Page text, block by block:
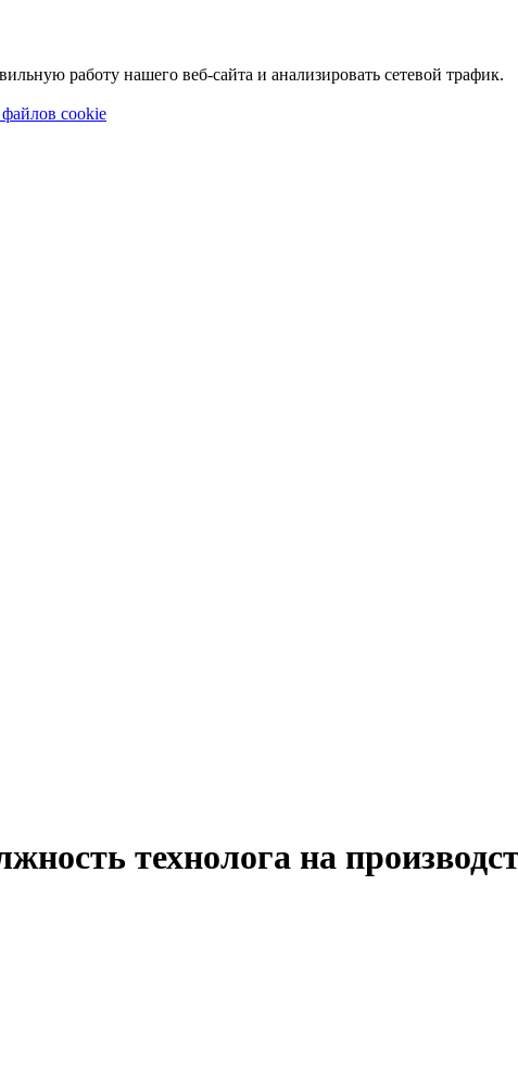
работу нашего веб-сайта и анализировать сетевой трафик.
cookie
технолога на